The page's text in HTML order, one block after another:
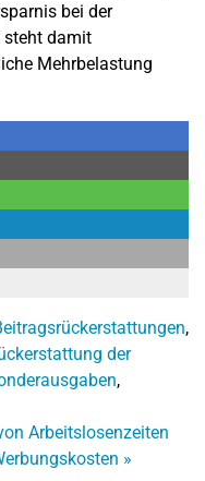
bei der
steht damit
Mehrbelastung
,
der
,
Arbeitslosenzeiten
»